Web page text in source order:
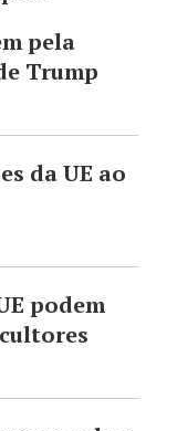
pela
Trump
da UE ao
podem